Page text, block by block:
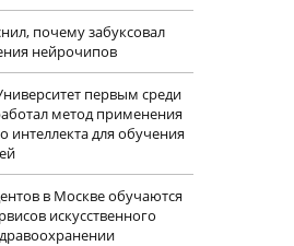
почему забуксовал
нейрочипов
первым среди
метод применения
интеллекта для обучения
в Москве обучаются
искусственного